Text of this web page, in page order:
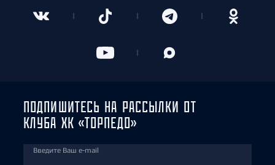
ПОДПИШИТЕСЬ НА РАССЫЛКИ ОТ
КЛУБА ХК «ТОРПЕДО»
Введите Ваш e-mail